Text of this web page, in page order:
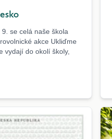
se celá naše škola
akce Ukliďme
vydají do okolí školy,